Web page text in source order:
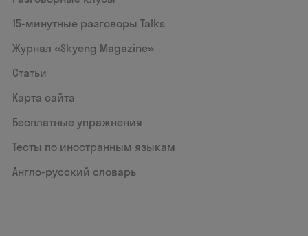
15‑минутные разговоры Talks
Журнал «Skyeng Magazine»
Статьи
Карта сайта
Бесплатные упражнения
Тесты по иностранным языкам
Англо-русский словарь